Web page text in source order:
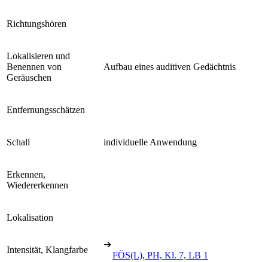
Richtungshören
Lokalisieren und
Benennen von
Geräuschen
Aufbau eines auditiven Gedächtnis
Entfernungsschätzen
Schall individuelle Anwendung
Erkennen,
Wiedererkennen
Lokalisation
Intensität, Klangfarbe
➔
FÖS(L), PH, Kl. 7, LB 1